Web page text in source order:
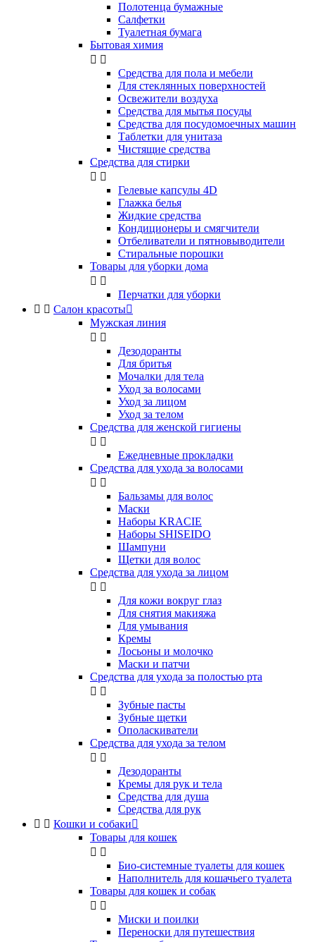
Полотенца бумажные
Салфетки
Туалетная бумага
Бытовая химия
 
Cредства для пола и мебели
Для стеклянных поверхностей
Освежители воздуха
Средства для мытья посуды
Средства для посудомоечных машин
Таблетки для унитаза
Чистящие средства
Средства для стирки
 
Гелевые капсулы 4D
Глажка белья
Жидкие средства
Кондиционеры и смягчители
Отбеливатели и пятновыводители
Стиральные порошки
Товары для уборки дома
 
Перчатки для уборки
  Салон красоты
Мужская линия
 
Дезодоранты
Для бритья
Мочалки для тела
Уход за волосами
Уход за лицом
Уход за телом
Средства для женской гигиены
 
Ежедневные прокладки
Средства для ухода за волосами
 
Бальзамы для волос
Маски
Наборы KRACIE
Наборы SHISEIDO
Шампуни
Щетки для волос
Средства для ухода за лицом
 
Для кожи вокруг глаз
Для снятия макияжа
Для умывания
Кремы
Лосьоны и молочко
Маски и патчи
Средства для ухода за полостью рта
 
Зубные пасты
Зубные щетки
Ополаскиватели
Средства для ухода за телом
 
Дезодоранты
Кремы для рук и тела
Средства для душа
Средства для рук
  Кошки и собаки
Товары для кошек
 
Био-системные туалеты для кошек
Наполнитель для кошачьего туалета
Товары для кошек и собак
 
Миски и поилки
Переноски для путешествия